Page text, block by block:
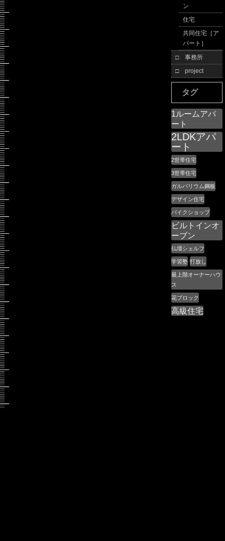
ン
住宅
共同住宅［ア
パート］
□ 事務所
□ project
タグ
1ルームアパ
ート
2LDKアパ
ート
2世帯住宅
3世帯住宅
ガルバリウム鋼板
デザイン住宅
バイクショップ
ビルトインオ
ーブン
仏壇シェルフ
学習塾 打放し
最上階オーナーハウ
ス
花ブロック
高級住宅